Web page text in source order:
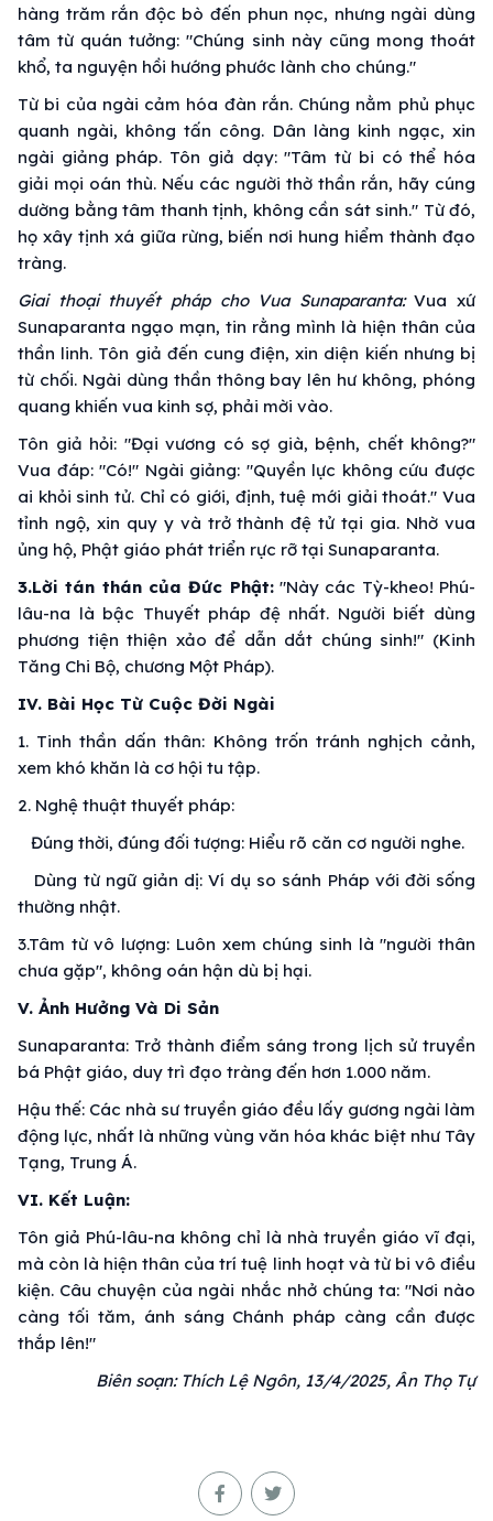
hàng trăm rắn độc bò đến phun nọc, nhưng ngài dùng
tâm từ quán tưởng: "Chúng sinh này cũng mong thoát
khổ, ta nguyện hồi hướng phước lành cho chúng."
Từ bi của ngài cảm hóa đàn rắn. Chúng nằm phủ phục
quanh ngài, không tấn công. Dân làng kinh ngạc, xin
ngài giảng pháp. Tôn giả dạy: "Tâm từ bi có thể hóa
giải mọi oán thù. Nếu các người thờ thần rắn, hãy cúng
dường bằng tâm thanh tịnh, không cần sát sinh." Từ đó,
họ xây tịnh xá giữa rừng, biến nơi hung hiểm thành đạo
tràng.
Giai thoại thuyết pháp cho Vua Sunaparanta:Vua xứ
Sunaparanta ngạo mạn, tin rằng mình là hiện thân của
thần linh. Tôn giả đến cung điện, xin diện kiến nhưng bị
từ chối. Ngài dùng thần thông bay lên hư không, phóng
quang khiến vua kinh sợ, phải mời vào.
Tôn giả hỏi: "Đại vương có sợ già, bệnh, chết không?"
Vua đáp: "Có!" Ngài giảng: "Quyền lực không cứu được
ai khỏi sinh tử. Chỉ có giới, định, tuệ mới giải thoát." Vua
tỉnh ngộ, xin quy y và trở thành đệ tử tại gia. Nhờ vua
ủng hộ, Phật giáo phát triển rực rỡ tại Sunaparanta.
3.Lời tán thán của Đức Phật:"Này các Tỳ-kheo! Phú-
lâu-na là bậc Thuyết pháp đệ nhất. Người biết dùng
phương tiện thiện xảo để dẫn dắt chúng sinh!" (Kinh
Tăng Chi Bộ, chương Một Pháp).
IV. Bài Học Từ Cuộc Đời Ngài
1. Tinh thần dấn thân: Không trốn tránh nghịch cảnh,
xem khó khăn là cơ hội tu tập.
2. Nghệ thuật thuyết pháp:
Đúng thời, đúng đối tượng: Hiểu rõ căn cơ người nghe.
Dùng từ ngữ giản dị: Ví dụ so sánh Pháp với đời sống
thường nhật.
3.Tâm từ vô lượng: Luôn xem chúng sinh là "người thân
chưa gặp", không oán hận dù bị hại.
V. Ảnh Hưởng Và Di Sản
Sunaparanta: Trở thành điểm sáng trong lịch sử truyền
bá Phật giáo, duy trì đạo tràng đến hơn 1.000 năm.
Hậu thế: Các nhà sư truyền giáo đều lấy gương ngài làm
động lực, nhất là những vùng văn hóa khác biệt như Tây
Tạng, Trung Á.
VI. Kết Luận:
Tôn giả Phú-lâu-na không chỉ là nhà truyền giáo vĩ đại,
mà còn là hiện thân của trí tuệ linh hoạt và từ bi vô điều
kiện. Câu chuyện của ngài nhắc nhở chúng ta: "Nơi nào
càng tối tăm, ánh sáng Chánh pháp càng cần được
thắp lên!"
Biên soạn: Thích Lệ Ngôn, 13/4/2025, Ân Thọ Tự